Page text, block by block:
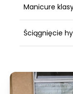
Manicure
Ściągnięcie